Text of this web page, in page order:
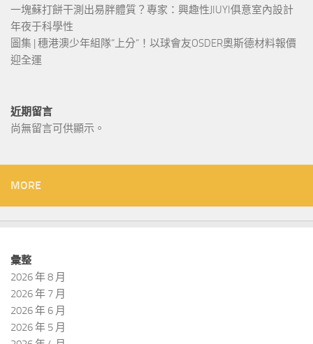
一塊蘇打餅干測出易胖體質？專家：興趣性JIUYI俱意室內設計
年夜于科學性
圖集 | 穗港澳少年組隊“上分“！以球會友OSDER奧斯德材料報價
迎全運
近期留言
尚無留言可供顯示。
MORE
彙整
2026 年 8 月
2026 年 7 月
2026 年 6 月
2026 年 5 月